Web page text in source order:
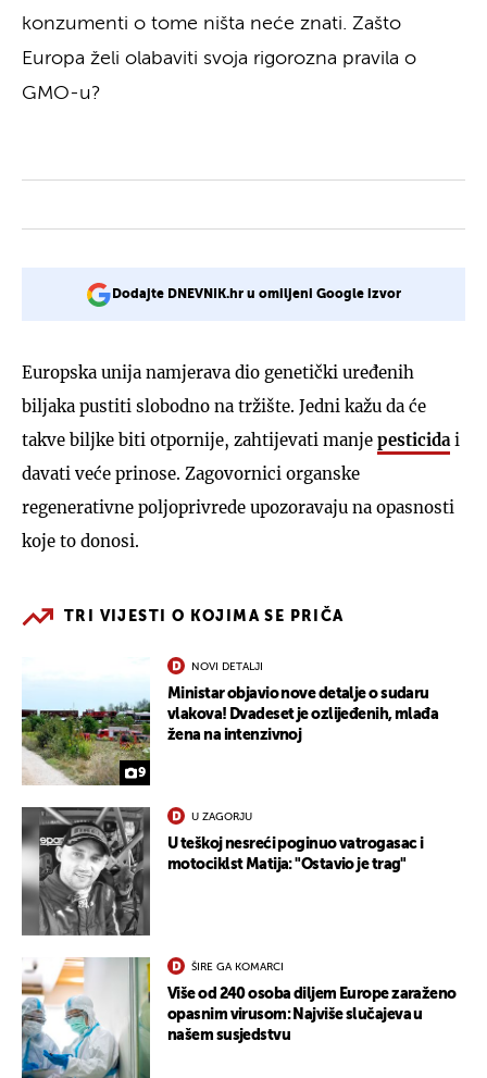
konzumenti o tome ništa neće znati. Zašto
Europa želi olabaviti svoja rigorozna pravila o
GMO-u?
Dodajte DNEVNIK.hr u omiljeni Google izvor
Europska unija namjerava dio genetički uređenih
biljaka pustiti slobodno na tržište. Jedni kažu da će
takve biljke biti otpornije, zahtijevati manje pesticida i
davati veće prinose. Zagovornici organske
regenerativne poljoprivrede upozoravaju na opasnosti
koje to donosi.
TRI VIJESTI O KOJIMA SE PRIČA
9
NOVI DETALJI
Ministar objavio nove detalje o sudaru
vlakova! Dvadeset je ozlijeđenih, mlađa
žena na intenzivnoj
U ZAGORJU
U teškoj nesreći poginuo vatrogasac i
motociklst Matija: "Ostavio je trag"
ŠIRE GA KOMARCI
Više od 240 osoba diljem Europe zaraženo
opasnim virusom: Najviše slučajeva u
našem susjedstvu